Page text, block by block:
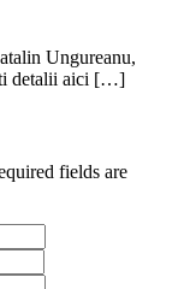
Ungureanu,
detalii aici […]
fields are